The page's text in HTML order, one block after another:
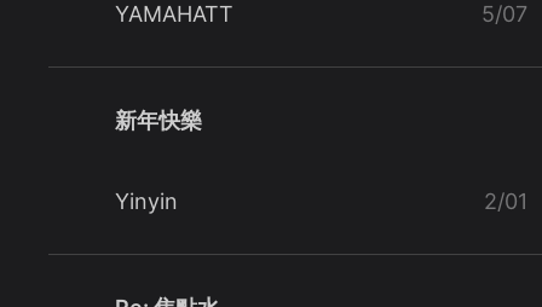
YAMAHATT 5/07
新年快樂
Yinyin 2/01